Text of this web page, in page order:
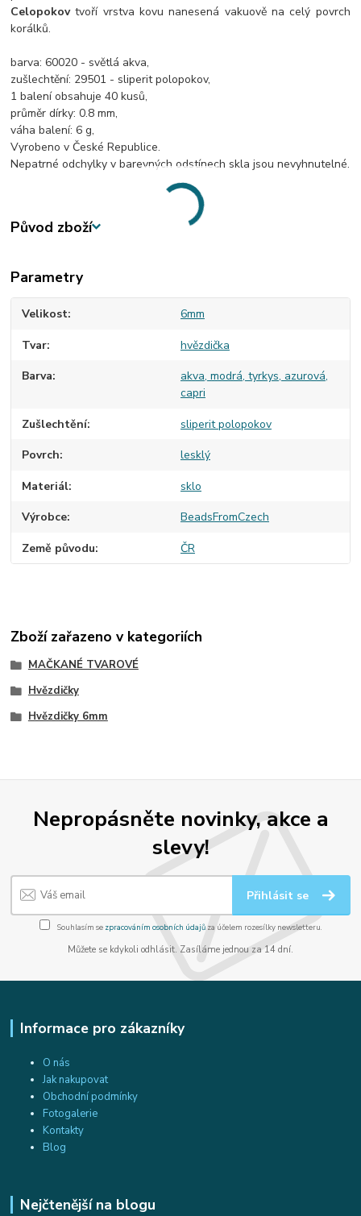
Celopokovtvoří vrstva kovu nanesená vakuově na celý povrch
korálků.
barva: 60020 - světlá akva,
zušlechtění: 29501 - sliperit polopokov,
1 balení obsahuje 40 kusů,
průměr dírky: 0.8 mm,
váha balení: 6 g,
Vyrobeno v České Republice.
Nepatrné odchylky v barevných odstínech skla jsou nevyhnutelné.
Původ zboží
Parametry
Velikost 6mm
Tvar hvězdička
Barva
akva, modrá, tyrkys, azurová,
capri
Zušlechtění sliperit polopokov
Povrch lesklý
Materiál sklo
Výrobce BeadsFromCzech
Země původu ČR
Zboží zařazeno v kategoriích
MAČKANÉ TVAROVÉ
Hvězdičky
Hvězdičky 6mm
Nepropásněte novinky, akce a
slevy!
Přihlásit se
Souhlasím se zpracováním osobních údajůza účelem rozesílky newsletteru.
Můžete se kdykoli odhlásit. Zasíláme jednou za 14 dní.
Informace pro zákazníky
O nás
Jak nakupovat
Obchodní podmínky
Fotogalerie
Kontakty
Blog
Nejčtenější na blogu